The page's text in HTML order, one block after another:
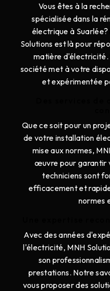
Vous êtes à la
spécialisée dans la
électrique à Suarlée?
Solutions est là pour
matière d'électricité.
société met à votre
et expérimentée
Que ce soit pour un
de votre installation
mise aux normes,
œuvre pour garantir
techniciens sont
efficacement et
normes
Avec des années
l'électricité, MNH
son
prestations. Notre
vous proposer des